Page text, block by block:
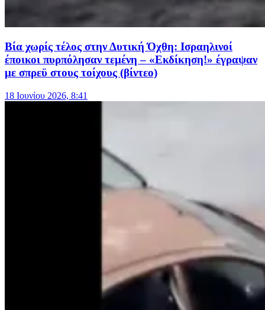
Βία χωρίς τέλος στην Δυτική Όχθη: Ισραηλινοί
έποικοι πυρπόλησαν τεμένη – «Εκδίκηση!» έγραψαν
με σπρεϋ στους τοίχους (βίντεο)
18 Ιουνίου 2026, 8:41